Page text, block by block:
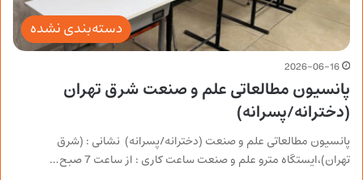
دسته‌بندی نشده
2026-06-16
پانسیون مطالعاتی علم و صنعت شرق تهران
(دخترانه/پسرانه)
پانسیون مطالعاتی علم و صنعت (دخترانه/پسرانه) نشانی : (شرق
تهران)،ایستگاه مترو علم و صنعت ساعت کاری : از ساعت 7 صبح…